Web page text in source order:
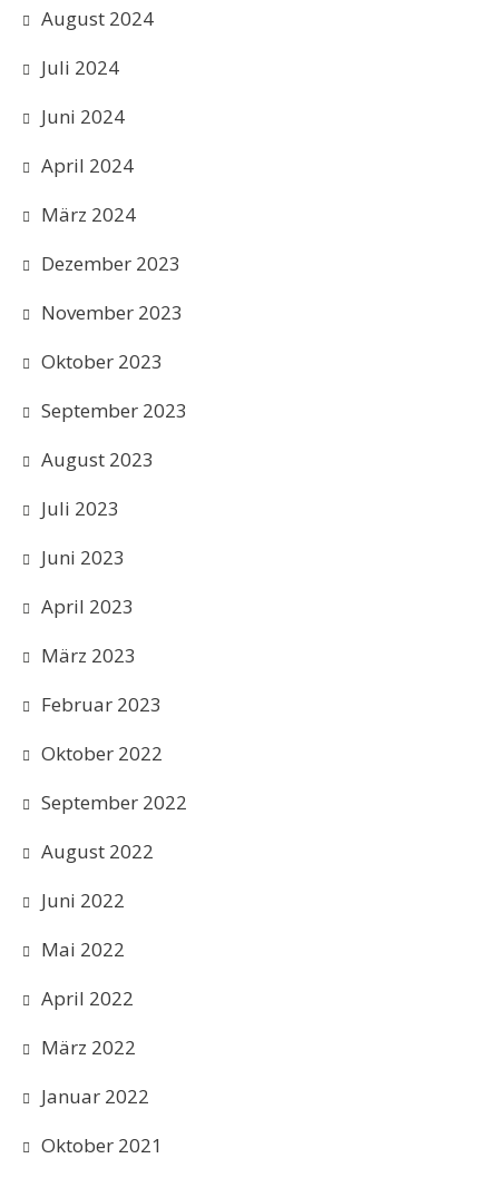
August 2024
Juli 2024
Juni 2024
April 2024
März 2024
Dezember 2023
November 2023
Oktober 2023
September 2023
August 2023
Juli 2023
Juni 2023
April 2023
März 2023
Februar 2023
Oktober 2022
September 2022
August 2022
Juni 2022
Mai 2022
April 2022
März 2022
Januar 2022
Oktober 2021